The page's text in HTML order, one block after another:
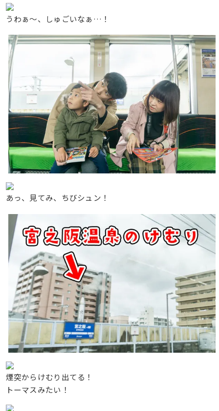
うわぁ〜、しゅごいなぁ…！
あっ、見てみ、ちびシュン！
煙突からけむり出てる！
トーマスみたい！